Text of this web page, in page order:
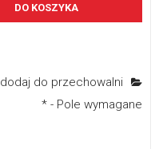
DO KOSZYKA
dodaj do przechowalni
* - Pole wymagane